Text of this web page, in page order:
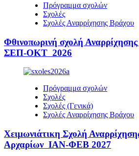
Πρόγραμμα σχολών
Σχολές
Σχολές Αναρρίχησης Βράχου
Φθινοπωρινή σχολή
ΣΕΠ-ΟΚΤ 2026
Πρόγραμμα σχολών
Σχολές
Σχολές (Γενικά)
Σχολές Αναρρίχησης Βράχου
Χειμωνιάτικη Σχολή
Αρχαρίων ΙΑΝ-ΦΕΒ 2027